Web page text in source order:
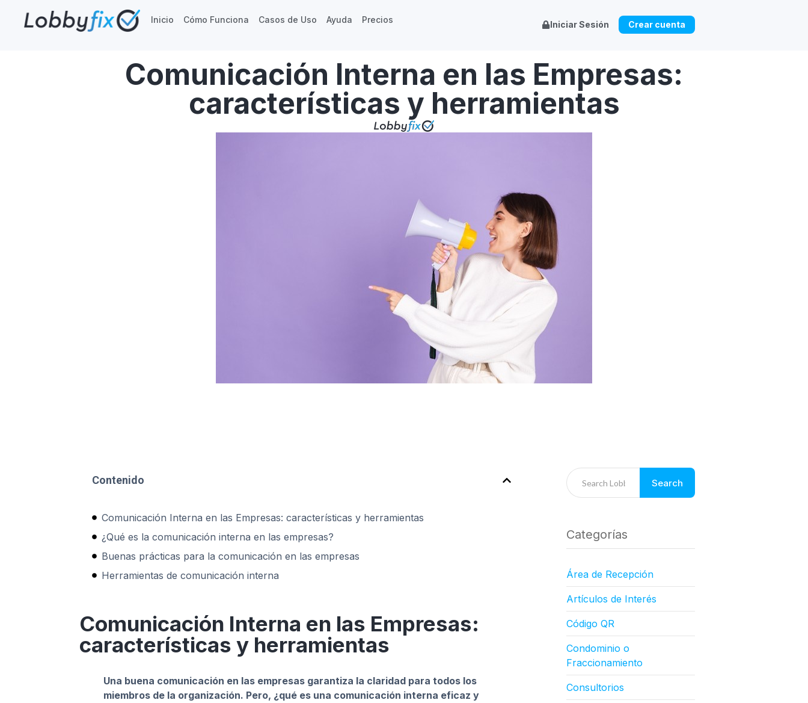
Inicio Cómo Funciona Casos de Uso Ayuda Precios Iniciar Sesión Crear cuenta
Comunicación Interna en las Empresas:
características y herramientas
Contenido
Comunicación Interna en las Empresas: características y herramientas
¿Qué es la comunicación interna en las empresas?
Buenas prácticas para la comunicación en las empresas
Herramientas de comunicación interna
Comunicación Interna en las Empresas:
características y herramientas
Una buena comunicación en las empresas garantiza la claridad para todos los
miembros de la organización. Pero, ¿qué es una comunicación interna eficaz y
Search
Categorías
Área de Recepción
Artículos de Interés
Código QR
Condominio o
Fraccionamiento
Consultorios